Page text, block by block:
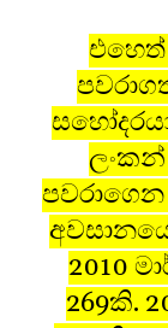
එහෙත්
ලංකන්
2010
269කි.